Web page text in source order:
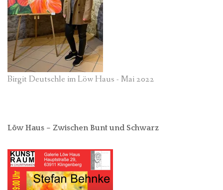
Birgit Deutschle im Löw Haus - Mai 2022
Löw Haus – Zwischen Bunt und Schwarz